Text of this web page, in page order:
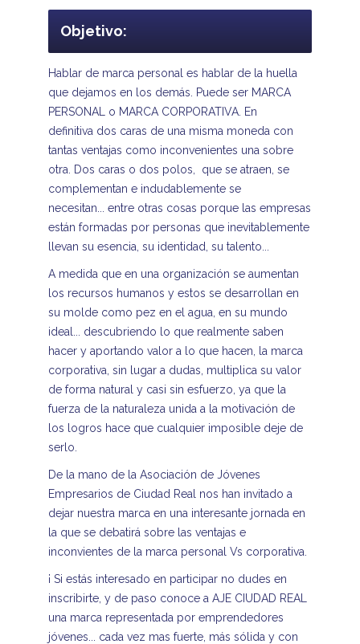
Objetivo:
Hablar de marca personal es hablar de la huella
que dejamos en los demás. Puede ser MARCA
PERSONAL o MARCA CORPORATIVA. En
definitiva dos caras de una misma moneda con
tantas ventajas como inconvenientes una sobre
otra. Dos caras o dos polos, que se atraen, se
complementan e indudablemente se
necesitan... entre otras cosas porque las empresas
están formadas por personas que inevitablemente
llevan su esencia, su identidad, su talento...
A medida que en una organización se aumentan
los recursos humanos y estos se desarrollan en
su molde como pez en el agua, en su mundo
ideal... descubriendo lo que realmente saben
hacer y aportando valor a lo que hacen, la marca
corporativa, sin lugar a dudas, multiplica su valor
de forma natural y casi sin esfuerzo, ya que la
fuerza de la naturaleza unida a la motivación de
los logros hace que cualquier imposible deje de
serlo.
De la mano de la Asociación de Jóvenes
Empresarios de Ciudad Real nos han invitado a
dejar nuestra marca en una interesante jornada en
la que se debatirá sobre las ventajas e
inconvientes de la marca personal Vs corporativa.
¡ Si estás interesado en participar no dudes en
inscribirte, y de paso conoce a AJE CIUDAD REAL
una marca representada por emprendedores
jóvenes... cada vez mas fuerte, más sólida y con